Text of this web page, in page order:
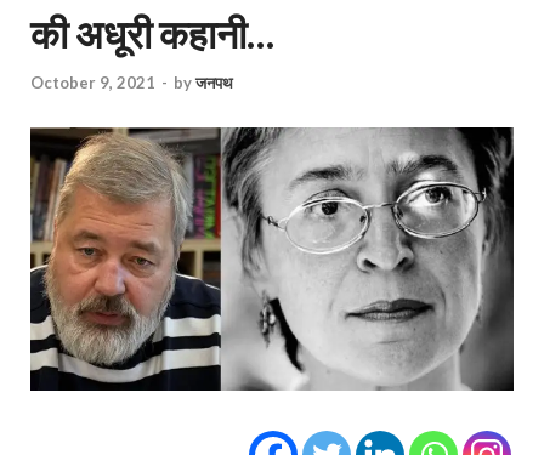
की अधूरी कहानी…
October 9, 2021 - byजनपथ